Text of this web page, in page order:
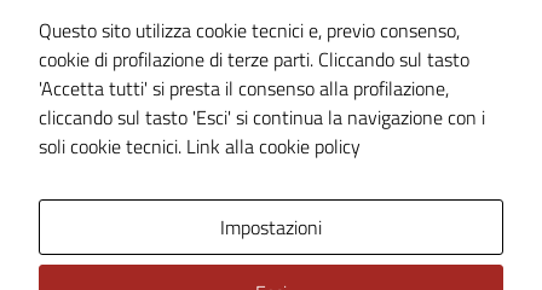
Cookie Policy
Note legali
Dichiarazione di accessibilità
Piano di miglioramento del sito
Questo sito utilizza cookie tecnici e, previo consenso,
cookie di profilazione di terze parti. Cliccando sul tasto
'Accetta tutti' si presta il consenso alla profilazione,
cliccando sul tasto 'Esci' si continua la navigazione con i
soli cookie tecnici. Link alla cookie policy
Impostazioni